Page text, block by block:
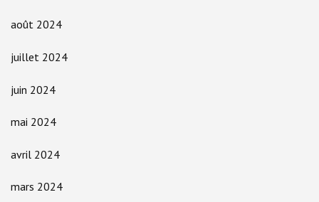
août 2024
juillet 2024
juin 2024
mai 2024
avril 2024
mars 2024